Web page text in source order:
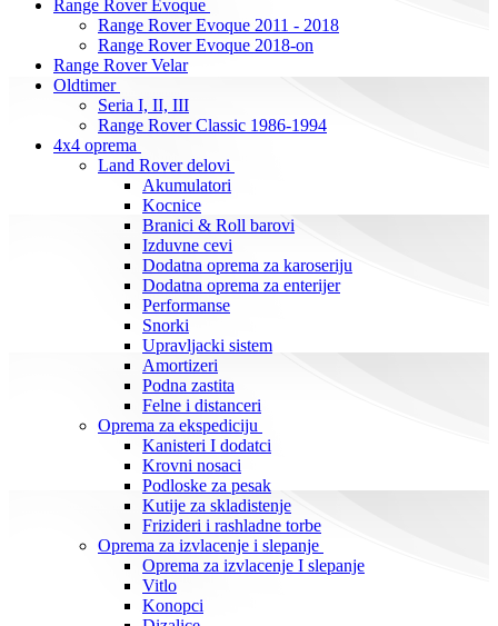
Range Rover Evoque
Range Rover Evoque 2011 - 2018
Range Rover Evoque 2018-on
Range Rover Velar
Oldtimer
Seria I, II, III
Range Rover Classic 1986-1994
4x4 oprema
Land Rover delovi
Akumulatori
Kocnice
Branici & Roll barovi
Izduvne cevi
Dodatna oprema za karoseriju
Dodatna oprema za enterijer
Performanse
Snorki
Upravljacki sistem
Amortizeri
Podna zastita
Felne i distanceri
Oprema za ekspediciju
Kanisteri I dodatci
Krovni nosaci
Podloske za pesak
Kutije za skladistenje
Frizideri i rashladne torbe
Oprema za izvlacenje i slepanje
Oprema za izvlacenje I slepanje
Vitlo
Konopci